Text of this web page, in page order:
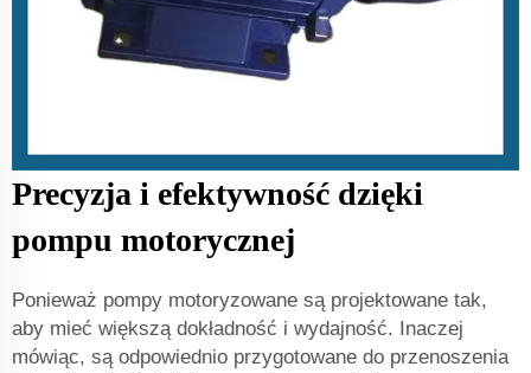
Precyzja i efektywność dzięki
pompu motorycznej
Ponieważ pompy motoryzowane są projektowane tak,
aby mieć większą dokładność i wydajność. Inaczej
mówiąc, są odpowiednio przygotowane do przenoszenia